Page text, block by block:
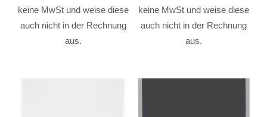
keine MwSt und weise diese
auch nicht in der Rechnung
aus.
keine MwSt und weise diese
auch nicht in der Rechnung
aus.